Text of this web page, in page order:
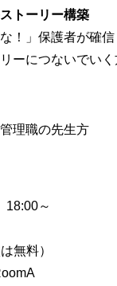
トーリー構築
！」保護者が確
ーにつないでい
理職の先生方
～
無料）